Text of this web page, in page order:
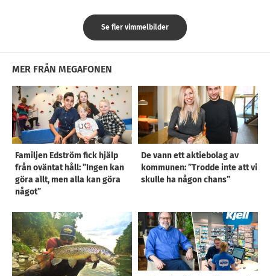
Se fler vimmelbilder
MER FRÅN MEGAFONEN
Familjen Edström fick hjälp
från oväntat håll: ”Ingen kan
göra allt, men alla kan göra
något”
De vann ett aktiebolag av
kommunen: ”Trodde inte att vi
skulle ha någon chans”